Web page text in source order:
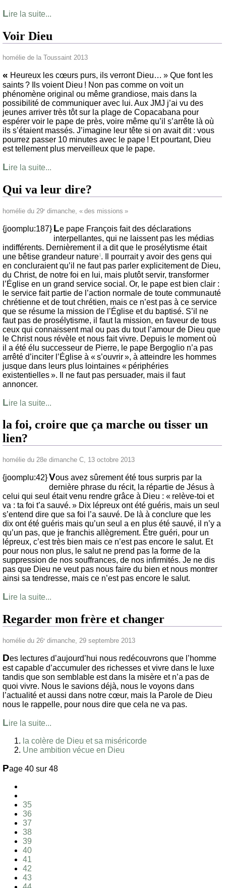
Lire la suite...
Voir Dieu
homélie de la Toussaint 2013
« Heureux les cœurs purs, ils verront Dieu… » Que font les
saints ? Ils voient Dieu ! Non pas comme on voit un
phénomène original ou même grandiose, mais dans la
possibilité de communiquer avec lui. Aux JMJ j’ai vu des
jeunes arriver très tôt sur la plage de Copacabana pour
espérer voir le pape de près, voire même qu’il s’arrête là où
ils s’étaient massés. J’imagine leur tête si on avait dit : vous
pourrez passer 10 minutes avec le pape ! Et pourtant, Dieu
est tellement plus merveilleux que le pape.
Lire la suite...
Qui va leur dire?
homélie du 29e dimanche, « des missions »
{joomplu:187} Le pape François fait des déclarations
interpellantes, qui ne laissent pas les médias
indifférents. Dernièrement il a dit que le prosélytisme était
une bêtise grandeur nature1 . Il pourrait y avoir des gens qui
en concluraient qu’il ne faut pas parler explicitement de Dieu,
du Christ, de notre foi en lui, mais plutôt servir, transformer
l’Église en un grand service social. Or, le pape est bien clair :
le service fait partie de l’action normale de toute communauté
chrétienne et de tout chrétien, mais ce n’est pas à ce service
que se résume la mission de l’Église et du baptisé. S’il ne
faut pas de prosélytisme, il faut la mission, en faveur de tous
ceux qui connaissent mal ou pas du tout l’amour de Dieu que
le Christ nous révèle et nous fait vivre. Depuis le moment où
il a été élu successeur de Pierre, le pape Bergoglio n’a pas
arrêté d’inciter l’Église à « s’ouvrir », à atteindre les hommes
jusque dans leurs plus lointaines « périphéries
existentielles ». Il ne faut pas persuader, mais il faut
annoncer.
Lire la suite...
la foi, croire que ça marche ou tisser un
lien?
homélie du 28e dimanche C, 13 octobre 2013
{joomplu:42}Vous avez sûrement été tous surpris par la
dernière phrase du récit, la répartie de Jésus à
celui qui seul était venu rendre grâce à Dieu : « relève-toi et
va : ta foi t’a sauvé. » Dix lépreux ont été guéris, mais un seul
s’entend dire que sa foi l’a sauvé. De là à conclure que les
dix ont été guéris mais qu’un seul a en plus été sauvé, il n’y a
qu’un pas, que je franchis allègrement. Être guéri, pour un
lépreux, c’est très bien mais ce n’est pas encore le salut. Et
pour nous non plus, le salut ne prend pas la forme de la
suppression de nos souffrances, de nos infirmités. Je ne dis
pas que Dieu ne veut pas nous faire du bien et nous montrer
ainsi sa tendresse, mais ce n’est pas encore le salut.
Lire la suite...
Regarder mon frère et changer
homélie du 26e dimanche, 29 septembre 2013
Des lectures d’aujourd’hui nous redécouvrons que l’homme
est capable d’accumuler des richesses et vivre dans le luxe
tandis que son semblable est dans la misère et n’a pas de
quoi vivre. Nous le savions déjà, nous le voyons dans
l’actualité et aussi dans notre cœur, mais la Parole de Dieu
nous le rappelle, pour nous dire que cela ne va pas.
Lire la suite...
la colère de Dieu et sa miséricorde
Une ambition vécue en Dieu
Page 40 sur 48
35
36
37
38
39
40
41
42
43